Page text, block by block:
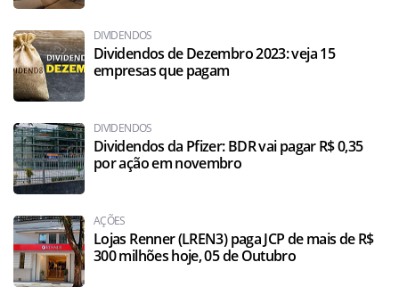
DIVIDENDOS
Dividendos de Dezembro 2023: veja 15
empresas que pagam
DIVIDENDOS
Dividendos da Pfizer: BDR vai pagar R$ 0,35
por ação em novembro
AÇÕES
Lojas Renner (LREN3) paga JCP de mais de R$
300 milhões hoje, 05 de Outubro